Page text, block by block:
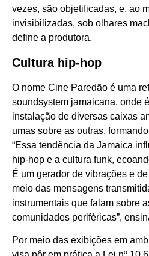
vezes, são objetificadas, e, ao
invisibilizadas, sob olhares
define a produtora.
Cultura hip-hop
O nome Cine Paredão é uma
soundsystem jamaicana, onde
instalação de diversas caixas
umas sobre as outras,
“Essa tendência da Jamaica
hip-hop e a cultura funk,
É um gerador de vibrações e
meio das mensagens
instrumentais que falam sobre
comunidades periféricas”,
Por meio das exibições em